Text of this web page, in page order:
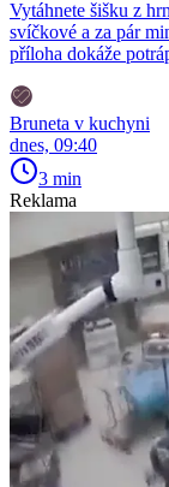
Vytáhnete šišku z
svíčkové a za pár
příloha dokáže
Bruneta v kuchyni
dnes, 09:40
3 min
Reklama